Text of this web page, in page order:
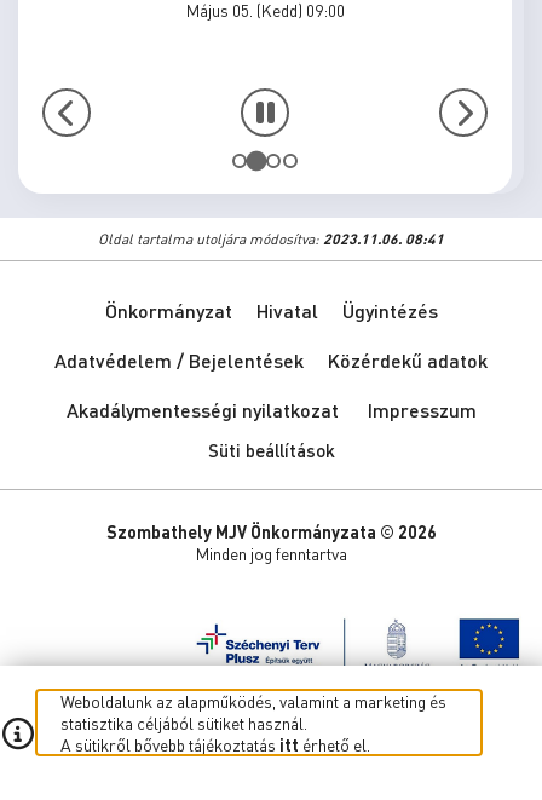
Víztorony Bár és Bisztró, Szombathely, Brenner Park -2026
Oldal tartalma utoljára módosítva: 2023.11.06. 08:41
Önkormányzat Hivatal
Ügyintézés
Adatvédelem / Bejelentések
Közérdekű adatok
Akadálymentességi nyilatkozat
Impresszum
Süti beállítások
Szombathely MJV Önkormányzata © 2026
Minden jog fenntartva
Weboldalunk az alapműködés, valamint a marketing és
statisztika céljából sütiket használ.
A sütikről bővebb tájékoztatás itt érhető el.